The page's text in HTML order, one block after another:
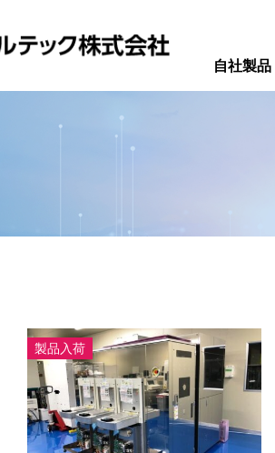
自社製品
製品入荷